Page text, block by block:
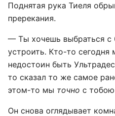
Поднятая рука Тиеля
пререкания.
— Ты хочешь выбраться с
устроить. Кто-то сегодня
недостоин быть
то сказал то же самое
этом-то мы точно с тобою
Он снова оглядывает